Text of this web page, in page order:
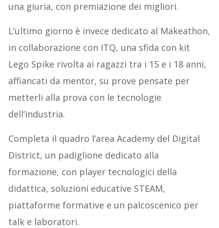
una giuria, con premiazione dei migliori.
L’ultimo giorno è invece dedicato al Makeathon,
in collaborazione con ITQ, una sfida con kit
Lego Spike rivolta ai ragazzi tra i 15 e i 18 anni,
affiancati da mentor, su prove pensate per
metterli alla prova con le tecnologie
dell’industria.
Completa il quadro l’area Academy del Digital
District, un padiglione dedicato alla
formazione, con player tecnologici della
didattica, soluzioni educative STEAM,
piattaforme formative e un palcoscenico per
talk e laboratori.